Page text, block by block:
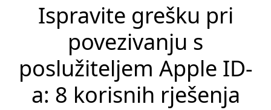
Ispravite grešku pri
povezivanju s
poslužiteljem Apple ID-
a: 8 korisnih rješenja